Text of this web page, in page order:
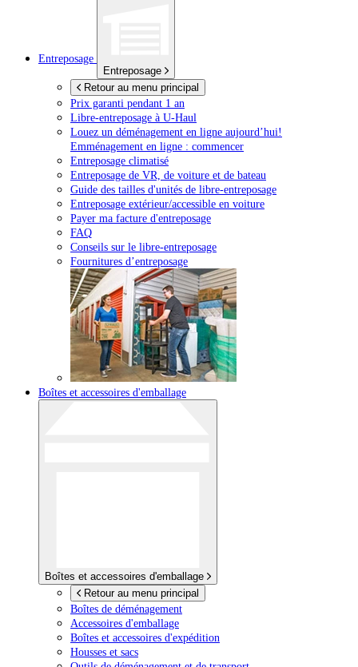
Entreposage
Entreposage
Retour au menu principal
Prix garanti pendant 1 an
Libre-entreposage à U-Haul
Louez un déménagement en ligne aujourd’hui!
Emménagement en ligne : commencer
Entreposage climatisé
Entreposage de VR, de voiture et de bateau
Guide des tailles d'unités de libre-entreposage
Entreposage extérieur/accessible en voiture
Payer ma facture d'entreposage
FAQ
Conseils sur le libre-entreposage
Fournitures d’entreposage
Boîtes et accessoires d'emballage
Boîtes et accessoires d'emballage
Retour au menu principal
Boîtes de déménagement
Accessoires d'emballage
Boîtes et accessoires d'expédition
Housses et sacs